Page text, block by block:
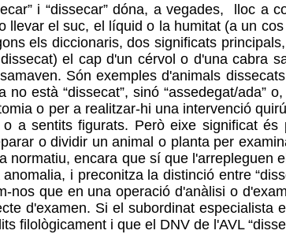
i “dissecar” dóna, a vegades,
lloc a
llevar el suc, el líquid o la humitat (a un
els diccionaris, dos significats
el cap d'un cérvol o d'una cabra
Són exemples d'animals
està “dissecat”, sinó “assedegat/ada”
o per a realitzar-hi una intervenció
a sentits figurats. Però eixe significat
o dividir un animal o planta per
normatiu, encara que sí que
i preconitza la distinció entre
nos que en una operació d'anàlisi o
d'examen. Si el subordinat
filològicament i que el DNV de l'AVL